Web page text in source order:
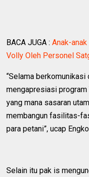
BACA JUGA :Anak-
Volly Oleh Personel
“Selama
mengapresiasi
yang mana sasaran
membangun fasilitas-
para petani”, ucap
Selain itu pak is